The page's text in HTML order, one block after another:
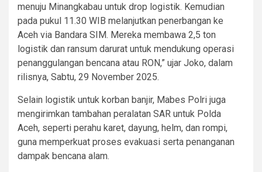
menuju Minangkabau untuk drop logistik. Kemudian
pada pukul 11.30 WIB melanjutkan penerbangan ke
Aceh via Bandara SIM. Mereka membawa 2,5 ton
logistik dan ransum darurat untuk mendukung operasi
penanggulangan bencana atau RON,” ujar Joko, dalam
rilisnya, Sabtu, 29 November 2025.
Selain logistik untuk korban banjir, Mabes Polri juga
mengirimkan tambahan peralatan SAR untuk Polda
Aceh, seperti perahu karet, dayung, helm, dan rompi,
guna memperkuat proses evakuasi serta penanganan
dampak bencana alam.